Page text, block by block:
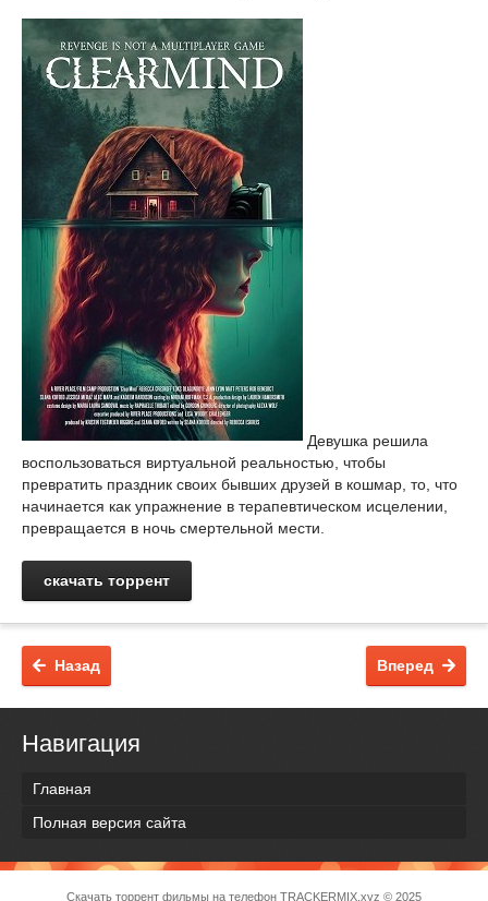
Девушка решила
воспользоваться виртуальной реальностью, чтобы
превратить праздник своих бывших друзей в кошмар, то, что
начинается как упражнение в терапевтическом исцелении,
превращается в ночь смертельной мести.
скачать торрент
Назад Вперед
Навигация
Главная
Полная версия сайта
Скачать торрент фильмы на телефон TRACKERMIX.xyz © 2025